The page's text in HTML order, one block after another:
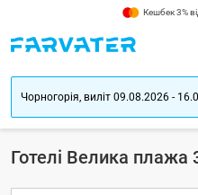
Кешбек 3%
Готелі Велика плажа